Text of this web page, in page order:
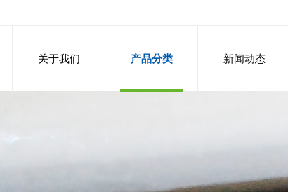
关于我们 产品分类 新闻动态